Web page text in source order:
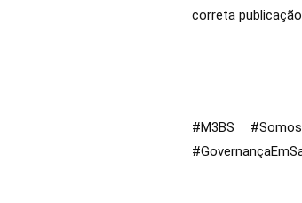
correta
#M3BS